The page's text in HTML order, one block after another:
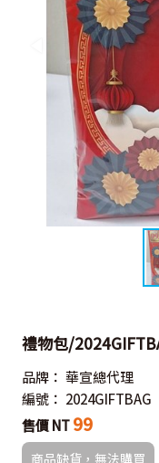
禮物包/
品牌： 華宣總代理
編號： 2024GIFTBAG
售價 NT 99
商品缺貨，無法購買